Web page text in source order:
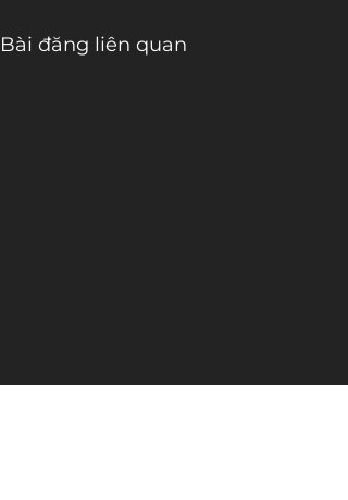
Bài đăng liên quan